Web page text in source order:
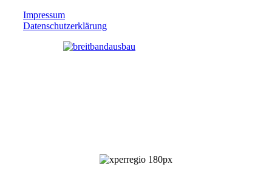
Impressum
Datenschutzerklärung